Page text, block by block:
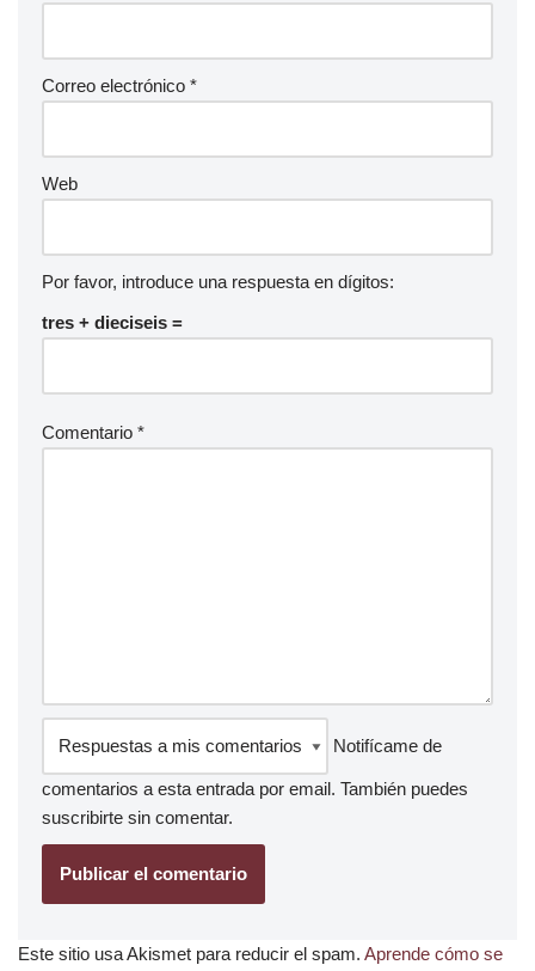
Correo electrónico *
Web
Por favor, introduce una respuesta en dígitos:
tres + dieciseis =
Comentario *
Notifícame de
comentarios a esta entrada por email. También puedes
suscribirte sin comentar.
Este sitio usa Akismet para reducir el spam. Aprende cómo se